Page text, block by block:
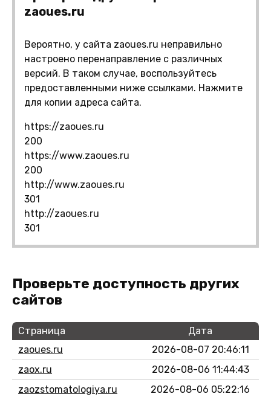
zaoues.ru
Вероятно, у сайта zaoues.ru неправильно
настроено перенаправление с различных
версий. В таком случае, воспользуйтесь
предоставленными ниже ссылками. Нажмите
для копии адреса сайта.
https://zaoues.ru
200
https://www.zaoues.ru
200
http://www.zaoues.ru
301
http://zaoues.ru
301
Проверьте доступность других
сайтов
Страница
Дата
zaoues.ru
2026-08-07 20:46:11
zaox.ru
2026-08-06 11:44:43
zaozstomatologiya.ru
2026-08-06 05:22:16